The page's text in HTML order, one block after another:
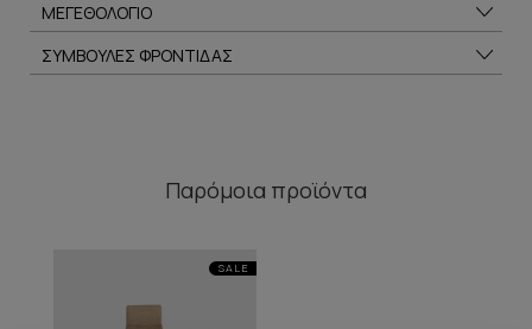
ΜΕΓΕΘΟΛΟΓΙΟ
ΣΥΜΒΟΥΛΕΣ ΦΡΟΝΤΙΔΑΣ
Παρόμοια προϊόντα
SALE